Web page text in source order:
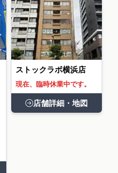
ストックラボ横浜店
現在、臨時休業中です。
店舗詳細・地図